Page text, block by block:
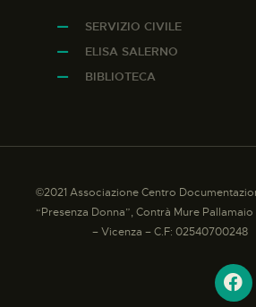
SERVIZIO CIVILE
ELISA SALERNO
BIBLIOTECA
©2021 Associazione Centro
“Presenza Donna”, Contrà Mure Pallamaio
– Vicenza – C.F: 02540700248